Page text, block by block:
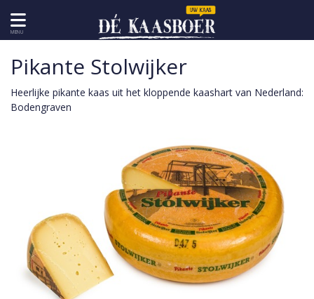
MENU
Pikante Stolwijker
Heerlijke pikante kaas uit het kloppende kaashart van Nederland:
Bodengraven